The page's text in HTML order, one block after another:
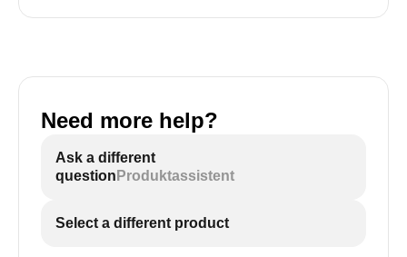
Need more help?
Ask a different
question Produktassistent
Select a different product